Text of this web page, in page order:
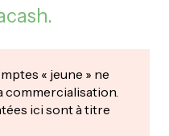
« jeune » ne
commercialisation.
ici sont à titre